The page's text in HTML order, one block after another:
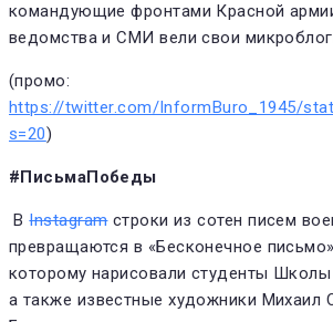
командующие фронтами Красной
ведомства и СМИ вели свои
(промо:
https://twitter.com/InformBuro_1945/
s=20)
#ПисьмаПобеды
ВInstagramстроки из сотен писем
превращаются в «Бесконечное
которому нарисовали студенты
а также известные художники Михаил